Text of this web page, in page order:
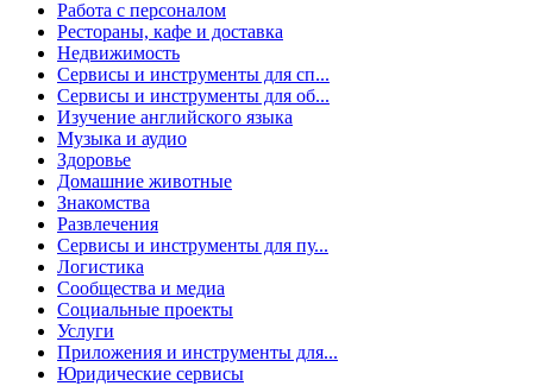
Работа с персоналом
Рестораны, кафе и доставка
Недвижимость
Сервисы и инструменты для сп...
Сервисы и инструменты для об...
Изучение английского языка
Музыка и аудио
Здоровье
Домашние животные
Знакомства
Развлечения
Сервисы и инструменты для пу...
Логистика
Сообщества и медиа
Социальные проекты
Услуги
Приложения и инструменты для...
Юридические сервисы